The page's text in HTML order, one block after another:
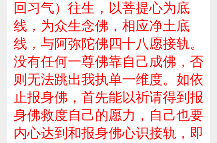
回习气）往生，以菩提心为底
线，为众生念佛，相应净土底
线，与阿弥陀佛四十八愿接轨。
没有任何一尊佛靠自己成佛，否
则无法跳出我执单一维度。如依
止报身佛， 首先能以祈请得到报
身佛救度自己的愿力，自己也要
内心达到和报身佛心识接轨，即